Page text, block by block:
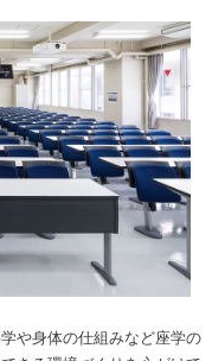
や身体の仕組みなど座学の